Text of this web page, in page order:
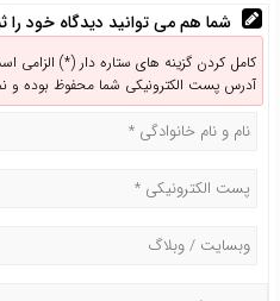
شما هم می توانید دیدگاه خود را
کامل کردن گزینه های ستاره دار (*) الزامی
آدرس پست الکترونیکی شما محفوظ بوده و